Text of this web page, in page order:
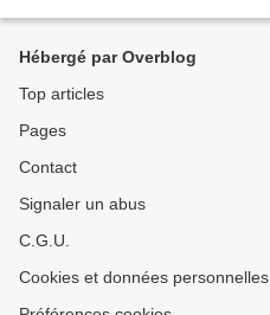
Hébergé par Overblog
Top articles
Pages
Contact
Signaler un abus
C.G.U.
Cookies et données personnelles